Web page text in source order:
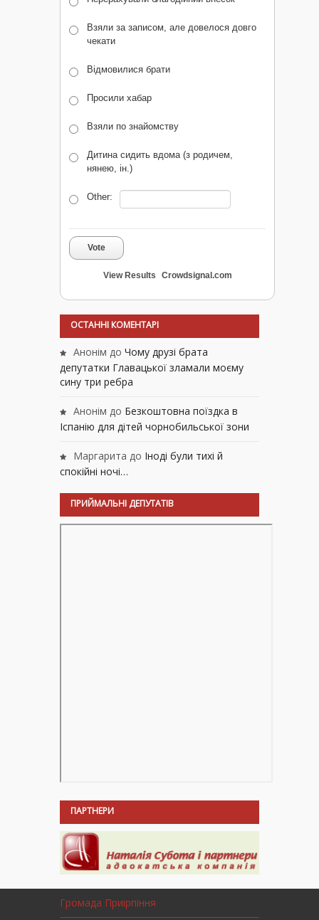
Взяли за записом, але довелося довго
чекати
Відмовилися брати
Просили хабар
Взяли по знайомству
Дитина сидить вдома (з родичем,
нянею, ін.)
Other:
Vote
View Results Crowdsignal.com
ОСТАННІ КОМЕНТАРІ
Анонім до Чому друзі брата
депутатки Главацької зламали моєму
сину три ребра
Анонім до Безкоштовна поїздка в
Іспанію для дітей чорнобильської зони
Маргарита до Іноді були тихі й
спокійні ночі…
ПРИЙМАЛЬНІ ДЕПУТАТІВ
ПАРТНЕРИ
Громада Приірпіння